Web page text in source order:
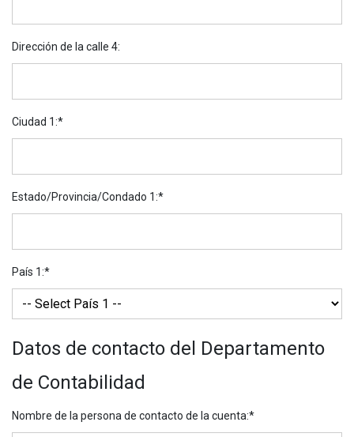
Dirección de la calle 4:
Ciudad 1:*
Estado/Provincia/Condado 1:*
País 1:*
Datos de contacto del Departamento
de Contabilidad
Nombre de la persona de contacto de la cuenta:*